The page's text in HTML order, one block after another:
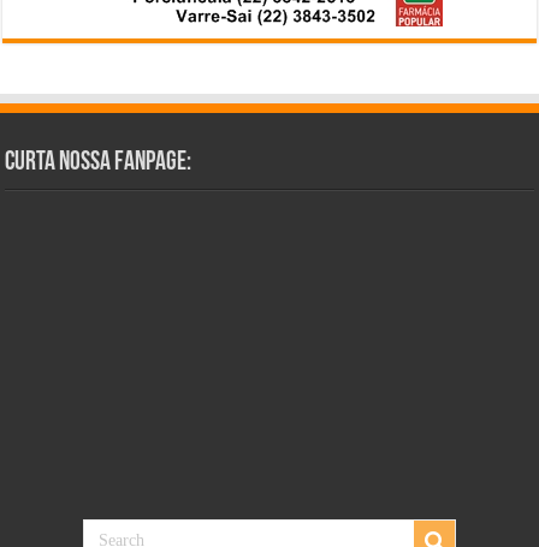
Curta Nossa Fanpage: